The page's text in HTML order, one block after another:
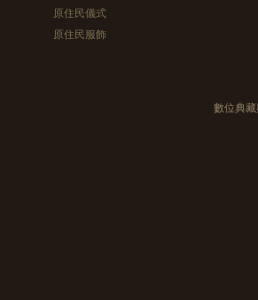
原住民儀式
原住民服飾
數位典